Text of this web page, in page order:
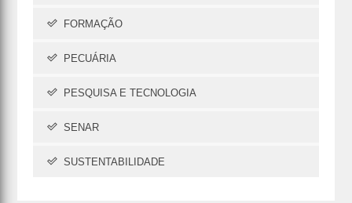
FORMAÇÃO
PECUÁRIA
PESQUISA E TECNOLOGIA
SENAR
SUSTENTABILIDADE